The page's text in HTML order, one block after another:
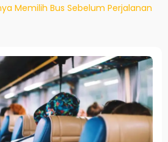
Memilih Bus Sebelum Perjalanan